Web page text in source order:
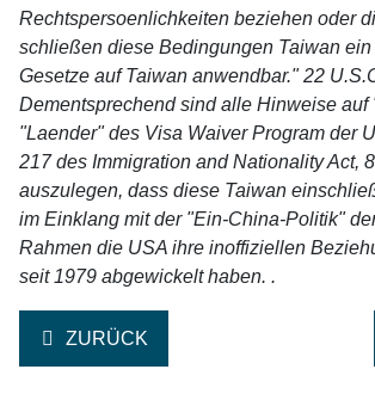
Rechtspersoenlichkeiten beziehen oder
schließen diese Bedingungen Taiwan
Gesetze auf Taiwan anwendbar." 22
Dementsprechend sind alle Hinweise auf
"Laender" des Visa Waiver Program der
217 des Immigration and Nationality Act,
auszulegen, dass diese Taiwan
im Einklang mit der "Ein-China-Politik"
Rahmen die USA ihre inoffiziellen
seit 1979 abgewickelt haben. .
VORHERIGER BEITRAG:
ZURÜCK